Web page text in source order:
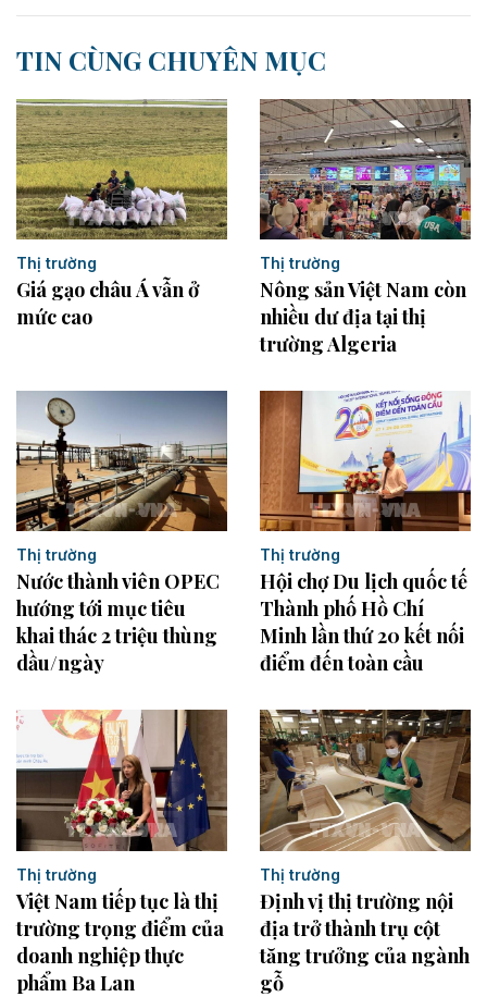
TIN CÙNG CHUYÊN MỤC
Thị trường
Giá gạo châu Á vẫn ở
mức cao
Thị trường
Nông sản Việt Nam còn
nhiều dư địa tại thị
trường Algeria
Thị trường
Nước thành viên OPEC
hướng tới mục tiêu
khai thác 2 triệu thùng
dầu/ngày
Thị trường
Hội chợ Du lịch quốc tế
Thành phố Hồ Chí
Minh lần thứ 20 kết nối
điểm đến toàn cầu
Thị trường
Việt Nam tiếp tục là thị
trường trọng điểm của
doanh nghiệp thực
phẩm Ba Lan
Thị trường
Định vị thị trường nội
địa trở thành trụ cột
tăng trưởng của ngành
gỗ